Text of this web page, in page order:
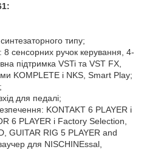
типу;
8 сенсорних ручок керування, 4-
підтримка VSTi та VST FX,
KOMPLETE і NKS, Smart Play;
для педалі;
KONTAKT 6 PLAYER і
6 PLAYER і Factory Selection,
GUITAR RIG 5 PLAYER and
для NISCHINEssal,